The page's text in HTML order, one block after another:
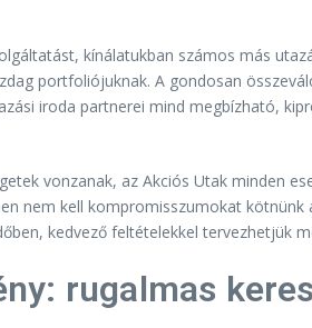
kínálatukban számos más
portfoliójuknak. A gondosan
iroda partnerei mind megbízható,
vonzanak, az Akciós Utak minden
nem kell kompromisszumokat
kedvező feltételekkel tervezhetjük
rugalmas